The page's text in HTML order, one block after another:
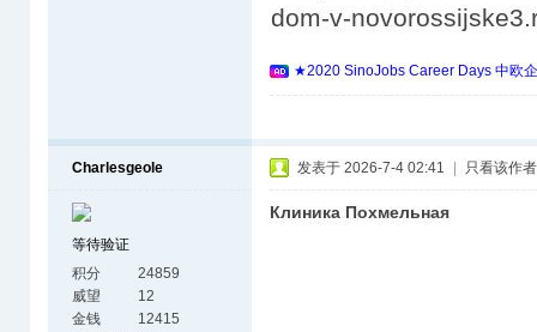
dom-v-
★2020 SinoJobs Career Days 中欧
Charlesgeole
等待验证
积分
24859
威望
12
金钱
12415
发表于 2026-7-4 02:41 只看该作者
Клиника Похмельная